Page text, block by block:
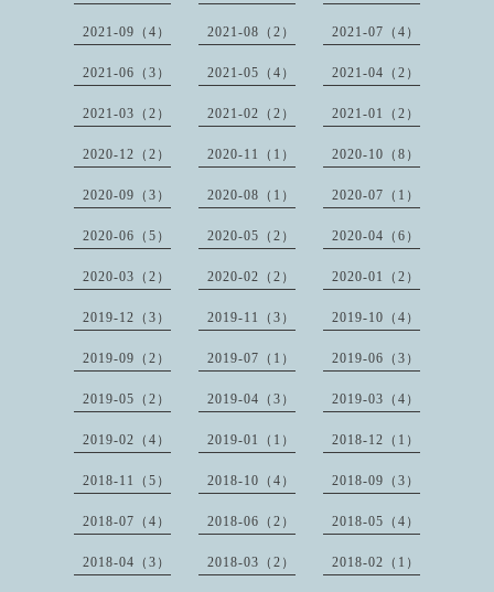
2021-09（4） 2021-08（2） 2021-07（4）
2021-06（3） 2021-05（4） 2021-04（2）
2021-03（2） 2021-02（2） 2021-01（2）
2020-12（2） 2020-11（1） 2020-10（8）
2020-09（3） 2020-08（1） 2020-07（1）
2020-06（5） 2020-05（2） 2020-04（6）
2020-03（2） 2020-02（2） 2020-01（2）
2019-12（3） 2019-11（3） 2019-10（4）
2019-09（2） 2019-07（1） 2019-06（3）
2019-05（2） 2019-04（3） 2019-03（4）
2019-02（4） 2019-01（1） 2018-12（1）
2018-11（5） 2018-10（4） 2018-09（3）
2018-07（4） 2018-06（2） 2018-05（4）
2018-04（3） 2018-03（2） 2018-02（1）